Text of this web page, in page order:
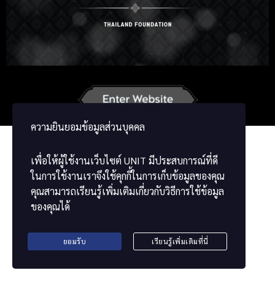
ความยินยอมข้อมูลส่วนบุคคล
เพื่อให้ผู้ใช้งานเว็บไซต์ UNIT มีประสบการณ์ที่ดี
ในการใช้งานเราจึงใช้คุกกี้ในการเก็บข้อมูลของคุณ
คุณสามารถเรียนรู้เพิ่มเติมเกี่ยวกับวิธีการใช้ข้อมูล
ของคุณได้
ยอมรับ เรียนรู้เพิ่มเติมที่นี่
Japanese German
Chinese
ខ្មែរ